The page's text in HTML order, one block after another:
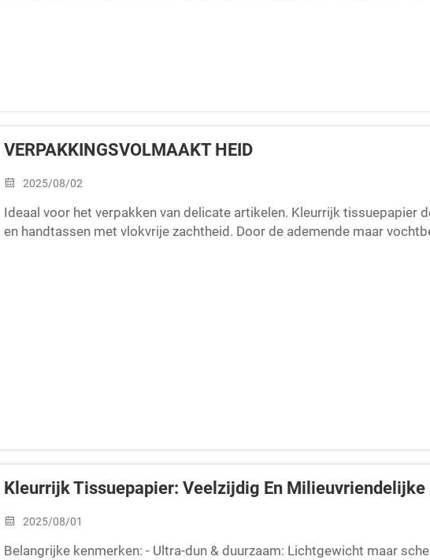
VERPAKKINGSVOLMAAKT HEID
2025/08/02
Ideaal voor het verpakken van delicate artikelen. Kleurrijk tissuepapier
en handtassen met vlokvrije zachtheid. Door de ademende maar
Kleurrijk Tissuepapier: Veelzijdig En Milieuvriendelijke
2025/08/01
Belangrijke kenmerken: - Ultra-dun & duurzaam: Lichtgewicht maar